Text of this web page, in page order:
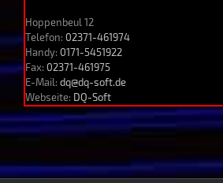
Hoppenbeul 12
Telefon: 02371-461974
Handy: 0171-5451922
Fax: 02371-461975
E-Mail: dq@dq-soft.de
Webseite: DQ-Soft